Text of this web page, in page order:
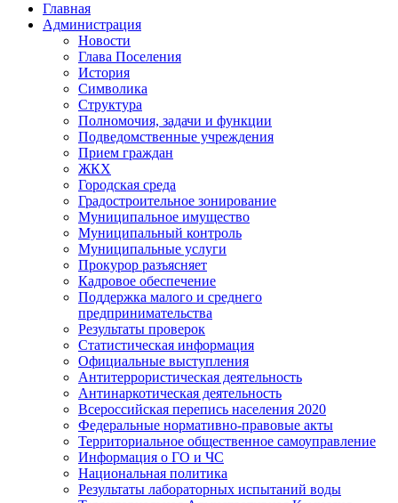
Главная
Администрация
Новости
Глава Поселения
История
Символика
Структура
Полномочия, задачи и функции
Подведомственные учреждения
Прием граждан
ЖКХ
Городская среда
Градостроительное зонирование
Муниципальное имущество
Муниципальный контроль
Муниципальные услуги
Прокурор разъясняет
Кадровое обеспечение
Поддержка малого и среднего
предпринимательства
Результаты проверок
Статистическая информация
Официальные выступления
Антитеррористическая деятельность
Антинаркотическая деятельность
Всероссийская перепись населения 2020
Федеральные нормативно-правовые акты
Территориальное общественное самоуправление
Информация о ГО и ЧС
Национальная политика
Результаты лабораторных испытаний воды